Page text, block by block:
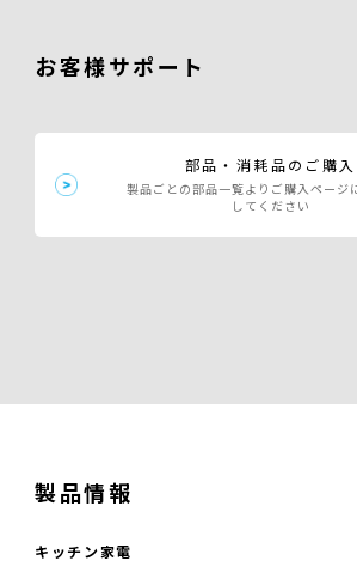
お客様サポート
部品・消耗品のご購入
製品ごとの部品一覧よりご購入ページ
してください
製品情報
キッチン家電